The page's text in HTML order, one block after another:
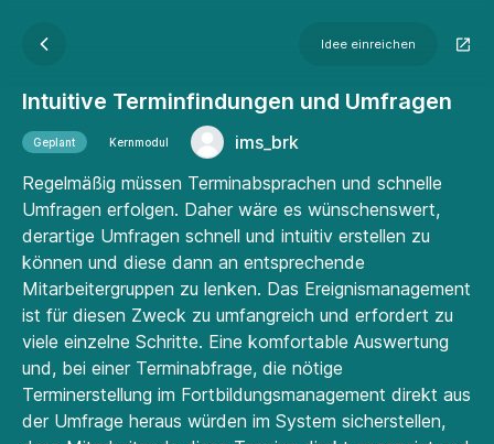
Idee einreichen
Intuitive Terminfindungen und Umfragen
Geplant Kernmodul
ims_brk
Regelmäßig müssen Terminabsprachen und schnelle
Umfragen erfolgen. Daher wäre es wünschenswert,
derartige Umfragen schnell und intuitiv erstellen zu
können und diese dann an entsprechende
Mitarbeitergruppen zu lenken. Das Ereignismanagement
ist für diesen Zweck zu umfangreich und erfordert zu
viele einzelne Schritte. Eine komfortable Auswertung
und, bei einer Terminabfrage, die nötige
Terminerstellung im Fortbildungsmanagement direkt aus
der Umfrage heraus würden im System sicherstellen,